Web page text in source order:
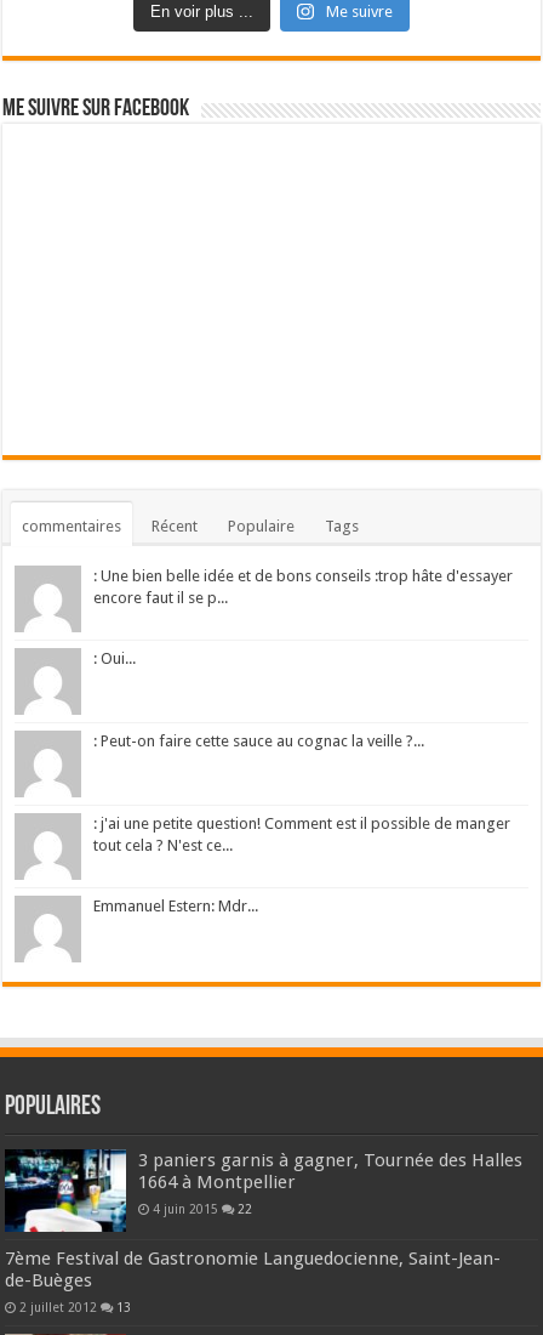
En voir plus ... Me suivre
Me suivre sur Facebook
commentaires Récent Populaire Tags
: Une bien belle idée et de bons conseils :trop hâte d'essayer
encore faut il se p...
: Oui...
: Peut-on faire cette sauce au cognac la veille ?...
: j'ai une petite question! Comment est il possible de manger
tout cela ? N'est ce...
Emmanuel Estern: Mdr...
Populaires
3 paniers garnis à gagner, Tournée des Halles
1664 à Montpellier
4 juin 2015 22
7ème Festival de Gastronomie Languedocienne, Saint-Jean-
de-Buèges
2 juillet 2012 13